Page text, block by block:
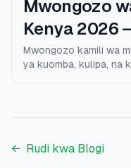
Mwongozo
Kenya 2026
na Kulipa
Mwongozo kamili wa
ya kuomba, kulipa, na
← Rudi kwa Blogi